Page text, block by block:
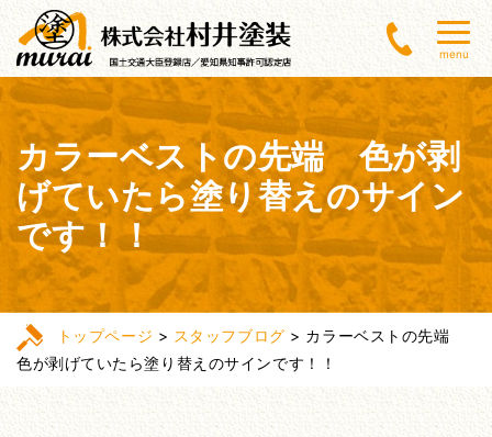
menu
カラーベストの先端 色が剥
げていたら塗り替えのサイン
です！！
トップページ > スタッフブログ > カラーベストの先端
色が剥げていたら塗り替えのサインです！！